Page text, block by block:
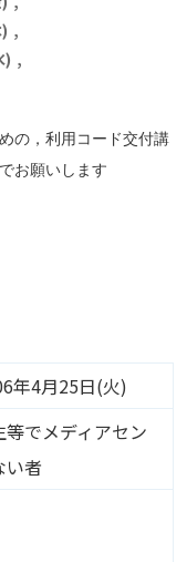
,
) ,
の，利用コード交付講
お願いします
年4月25日(火)
でメディアセン
い者